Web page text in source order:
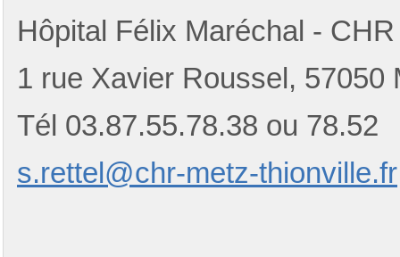
Hôpital Félix Maréchal -
1 rue Xavier Roussel,
Tél 03.87.55.78.38 ou 78.52
s.rettel@chr-metz-thionville.fr